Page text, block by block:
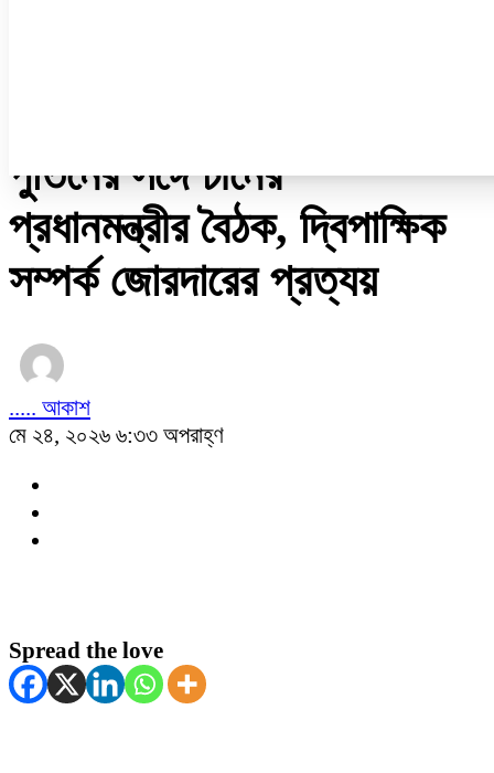
পুতিনের সঙ্গে চীনের
প্রধানমন্ত্রীর বৈঠক, দ্বিপাক্ষিক
সম্পর্ক জোরদারের প্রত্যয়
..... আকাশ
মে ২৪, ২০২৬ ৬:৩৩ অপরাহ্ণ
Spread the love